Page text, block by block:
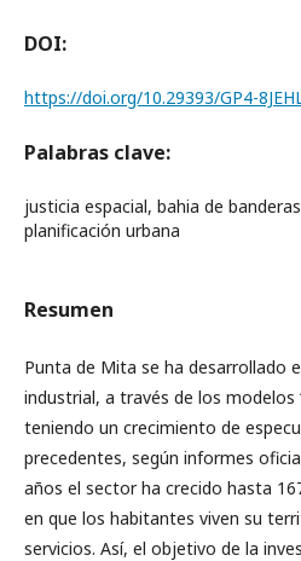
DOI:
https://doi.org/10.29393/GP4-
Palabras clave:
justicia espacial, bahia de
planificación urbana
Resumen
Punta de Mita se ha desarrollado
industrial, a través de los modelos
teniendo un crecimiento de
precedentes, según informes
años el sector ha crecido hasta
en que los habitantes viven su
servicios. Así, el objetivo de la